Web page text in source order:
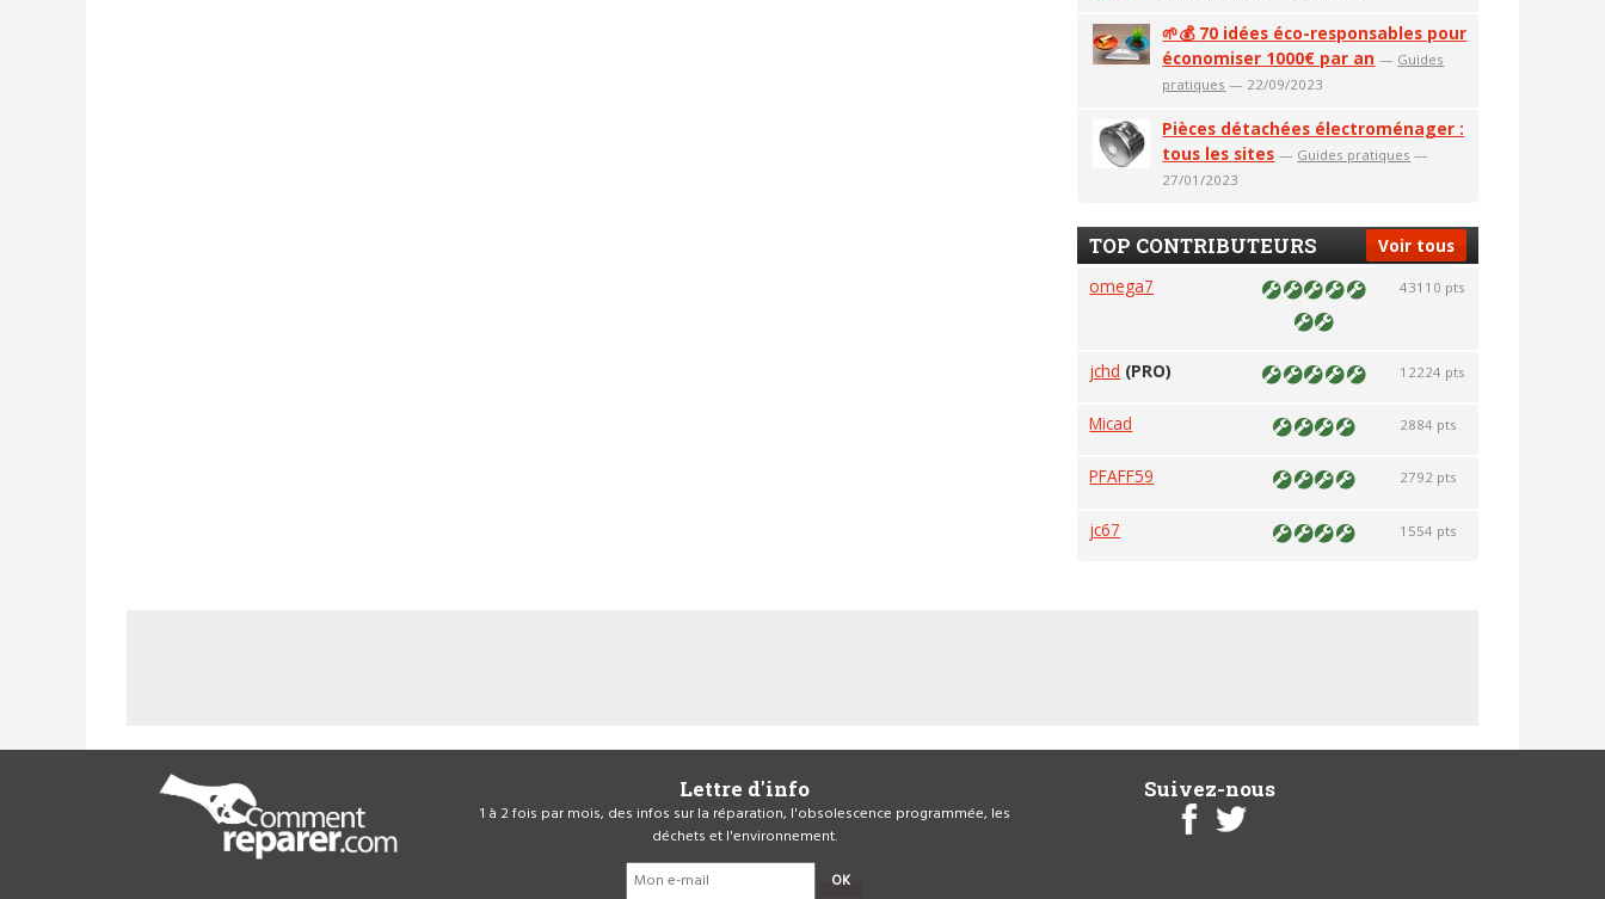
🌱💰 70 idées éco-responsables pour
économiser 1000€ par an — Guides
pratiques — 22/09/2023
Pièces détachées électroménager :
tous les sites — Guides pratiques —
27/01/2023
Voir tous
TOP CONTRIBUTEURS
omega7 43110 pts
jchd (PRO) 12224 pts
Micad 2884 pts
PFAFF59 2792 pts
jc67 1554 pts
Lettre d'info
1 à 2 fois par mois, des infos sur la réparation, l'obsolescence programmée, les
déchets et l'environnement.
OK
Suivez-nous